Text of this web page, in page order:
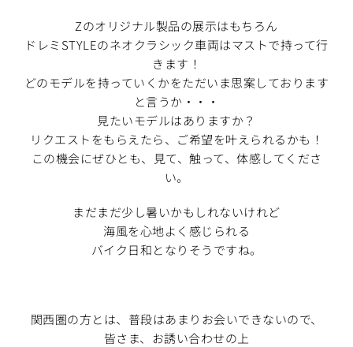
Zのオリジナル製品の展示はもちろん
ドレミSTYLEのネオクラシック車両はマストで持って行
きます！
どのモデルを持っていくかをただいま思案しております
と言うか・・・
見たいモデルはありますか？
リクエストをもらえたら、ご希望を叶えられるかも！
この機会にぜひとも、見て、触って、体感してくださ
い。
まだまだ少し暑いかもしれないけれど
海風を心地よく感じられる
バイク日和となりそうですね。
関西圏の方とは、普段はあまりお会いできないので、
皆さま、お誘い合わせの上